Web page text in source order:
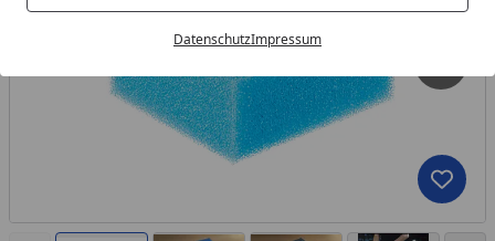
DatenschutzImpressum